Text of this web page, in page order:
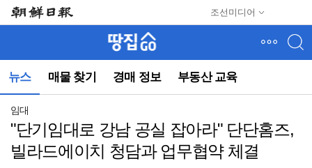
조선미디어
뉴스 매물 찾기 경매 정보 부동산 교육
뉴
(컨
임대
"단기임대로 강남 공실 잡아라" 단단홈즈,
빌라드에이치 청담과 업무협약 체결